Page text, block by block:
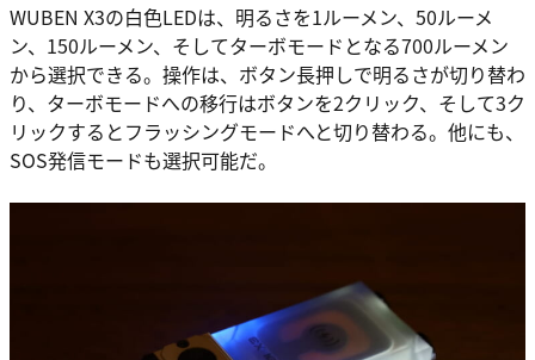
WUBEN X3の白色LEDは、明るさを1ルーメン、50ルーメ
ン、150ルーメン、そしてターボモードとなる700ルーメン
から選択できる。操作は、ボタン長押しで明るさが切り替わ
り、ターボモードへの移行はボタンを2クリック、そして3ク
リックするとフラッシングモードへと切り替わる。他にも、
SOS発信モードも選択可能だ。